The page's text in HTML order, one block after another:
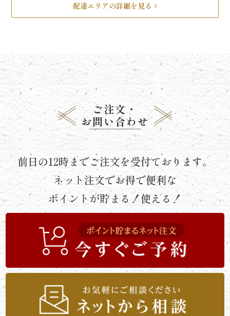
物・
唐
げ》
シ
リ
ー
ー
配達エリアの詳細を見る
ご注文・
お問い合わせ
前日の12時までご注文を受付ております。
ネット注文でお得で便利な
ポイントが貯まる！使える！